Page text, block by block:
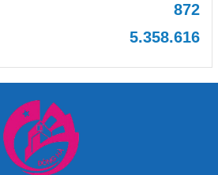
872
5.358.616